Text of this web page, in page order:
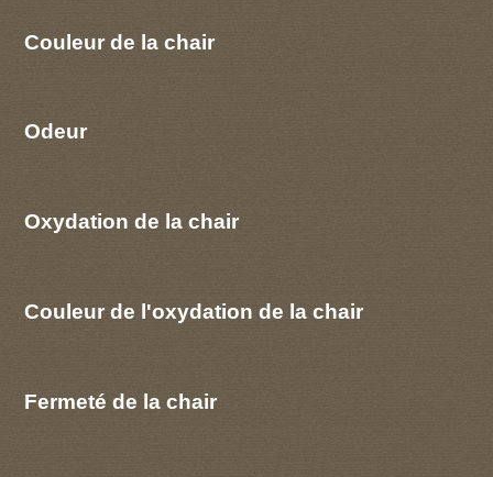
Couleur de la chair
Odeur
Oxydation de la chair
Couleur de l'oxydation de la chair
Fermeté de la chair